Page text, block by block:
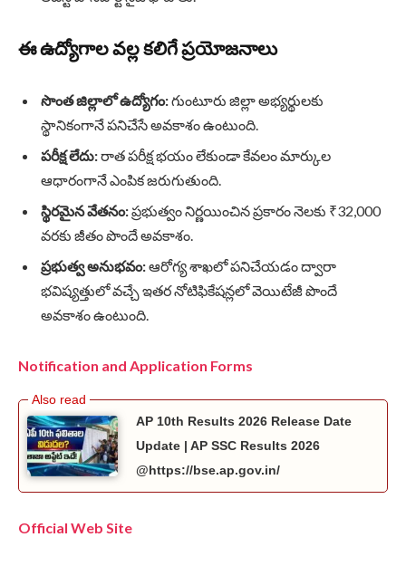
ఈ ఉద్యోగాల వల్ల కలిగే ప్రయోజనాలు
సొంత జిల్లాలో ఉద్యోగం:గుంటూరు జిల్లా అభ్యర్థులకు
స్థానికంగానే పనిచేసే అవకాశం ఉంటుంది.
పరీక్ష లేదు:రాత పరీక్ష భయం లేకుండా కేవలం మార్కుల
ఆధారంగానే ఎంపిక జరుగుతుంది.
స్థిరమైన వేతనం:ప్రభుత్వం నిర్ణయించిన ప్రకారం నెలకు ₹32,000
వరకు జీతం పొందే అవకాశం.
ప్రభుత్వ అనుభవం:ఆరోగ్య శాఖలో పనిచేయడం ద్వారా
భవిష్యత్తులో వచ్చే ఇతర నోటిఫికేషన్లలో వెయిటేజీ పొందే
అవకాశం ఉంటుంది.
Notification and Application Forms
AP 10th Results 2026 Release Date
Update | AP SSC Results 2026
@https://bse.ap.gov.in/
Official Web Site